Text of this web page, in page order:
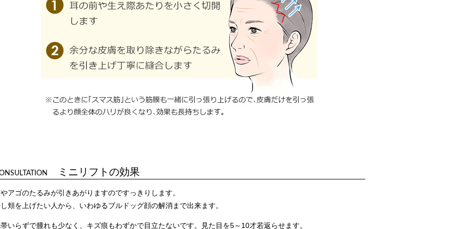
ミニリフトの効果
アゴのたるみが引きあがりますのですっきりします。
頬を上げたい人から、いわゆるブルドッグ顔の解消まで出来ます。
いらずで腫れも少なく、キズ痕もわずかで目立たないです。見た目を5～10才若返らせます。